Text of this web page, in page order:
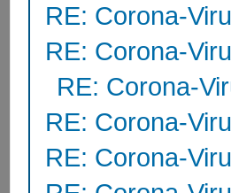
RE: Corona-
RE: Corona-
RE: Corona-
RE: Corona-
RE: Corona-